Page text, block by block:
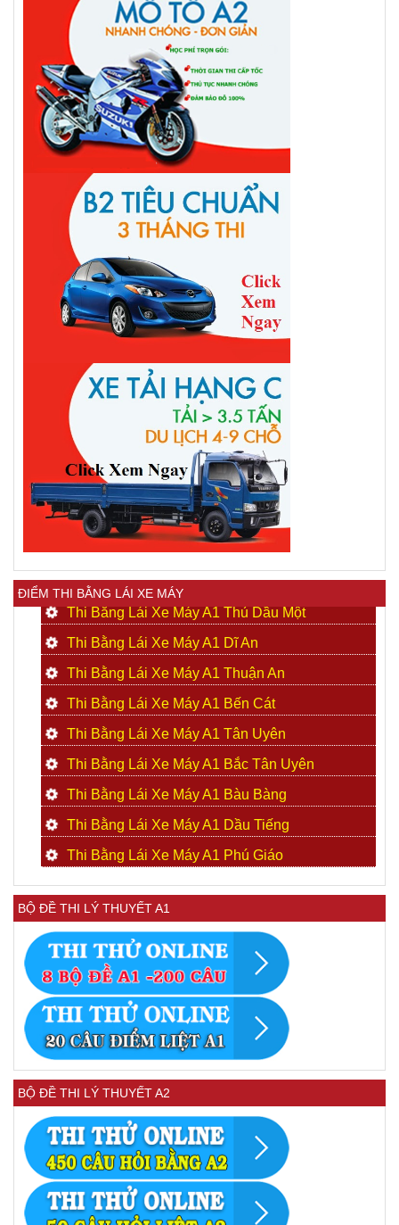
ĐIỂM THI BẰNG LÁI XE MÁY
Thi Bằng Lái Xe Máy A1 Thủ Dầu Một
Thi Bằng Lái Xe Máy A1 Dĩ An
Thi Bằng Lái Xe Máy A1 Thuận An
Thi Bằng Lái Xe Máy A1 Bến Cát
Thi Bằng Lái Xe Máy A1 Tân Uyên
Thi Bằng Lái Xe Máy A1 Bắc Tân Uyên
Thi Bằng Lái Xe Máy A1 Bàu Bàng
Thi Bằng Lái Xe Máy A1 Dầu Tiếng
Thi Bằng Lái Xe Máy A1 Phú Giáo
BỘ ĐỀ THI LÝ THUYẾT A1
BỘ ĐỀ THI LÝ THUYẾT A2